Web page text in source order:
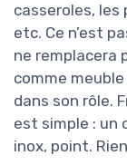
casseroles,
etc. Ce n’est
ne remplacera
comme
dans son rôle.
est simple : un
inox, point.